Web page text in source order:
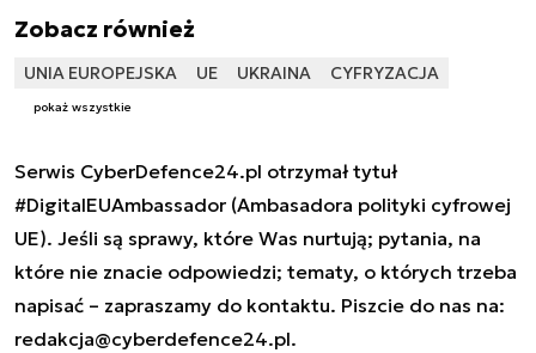
Zobacz również
UNIA EUROPEJSKA UE UKRAINA CYFRYZACJA
pokaż wszystkie
Serwis CyberDefence24.pl otrzymał tytuł
#DigitalEUAmbassador (Ambasadora polityki cyfrowej
UE). Jeśli są sprawy, które Was nurtują; pytania, na
które nie znacie odpowiedzi; tematy, o których trzeba
napisać – zapraszamy do kontaktu. Piszcie do nas na:
redakcja@cyberdefence24.pl.